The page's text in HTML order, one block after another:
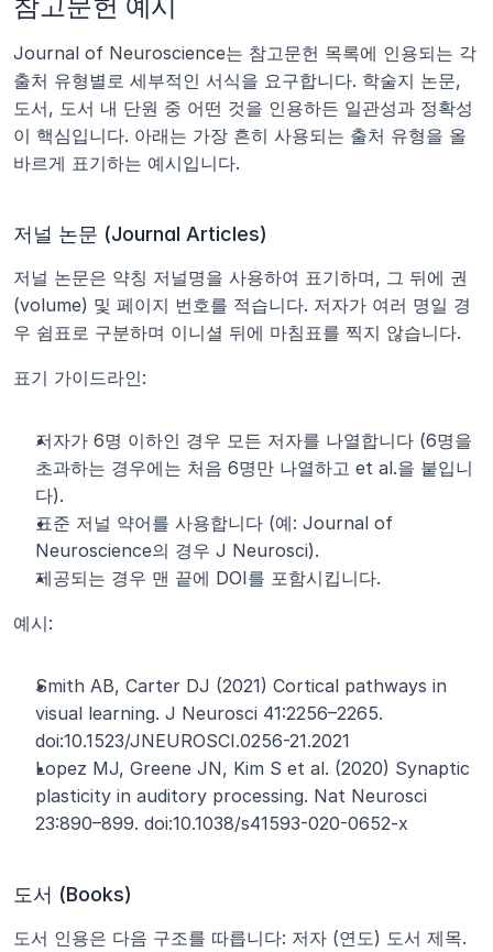
Journal of Neuroscience는 참고문헌 목록에 인용되는 각
출처 유형별로 세부적인 서식을 요구합니다. 학술지 논문,
도서, 도서 내 단원 중 어떤 것을 인용하든 일관성과 정확성
이 핵심입니다. 아래는 가장 흔히 사용되는 출처 유형을 올
바르게 표기하는 예시입니다.
저널 논문 (Journal Articles)
저널 논문은 약칭 저널명을 사용하여 표기하며, 그 뒤에 권
(volume) 및 페이지 번호를 적습니다. 저자가 여러 명일 경
우 쉼표로 구분하며 이니셜 뒤에 마침표를 찍지 않습니다.
표기 가이드라인:
저자가 6명 이하인 경우 모든 저자를 나열합니다 (6명을
초과하는 경우에는 처음 6명만 나열하고 et al.을 붙입니
다).
표준 저널 약어를 사용합니다 (예: Journal of
Neuroscience의 경우 J Neurosci).
제공되는 경우 맨 끝에 DOI를 포함시킵니다.
예시:
Smith AB, Carter DJ (2021) Cortical pathways in
visual learning. J Neurosci 41:2256–2265.
doi:10.1523/JNEUROSCI.0256-21.2021
Lopez MJ, Greene JN, Kim S et al. (2020) Synaptic
plasticity in auditory processing. Nat Neurosci
23:890–899. doi:10.1038/s41593-020-0652-x
도서 (Books)
도서 인용은 다음 구조를 따릅니다: 저자 (연도) 도서 제목.